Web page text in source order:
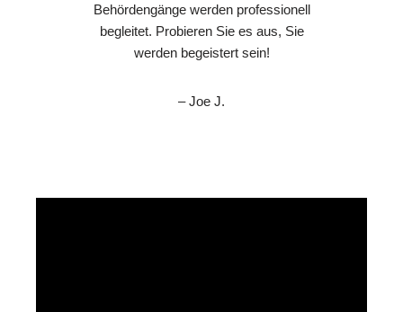
Behördengänge werden professionell
begleitet. Probieren Sie es aus, Sie
werden begeistert sein!
– Joe J.